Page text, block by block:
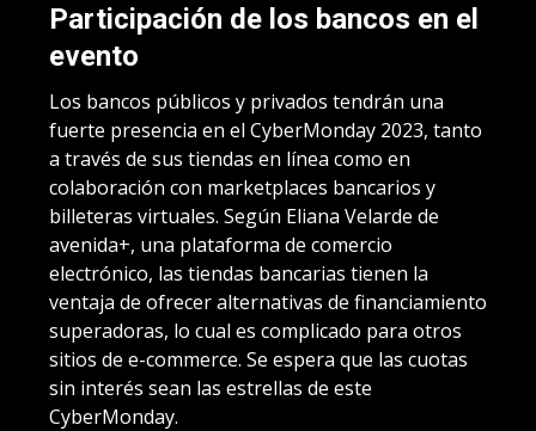
Participación de los bancos en el
evento
Los bancos públicos y privados tendrán una
fuerte presencia en el CyberMonday 2023, tanto
a través de sus tiendas en línea como en
colaboración con marketplaces bancarios y
billeteras virtuales. Según Eliana Velarde de
avenida+, una plataforma de comercio
electrónico, las tiendas bancarias tienen la
ventaja de ofrecer alternativas de financiamiento
superadoras, lo cual es complicado para otros
sitios de e-commerce. Se espera que las cuotas
sin interés sean las estrellas de este
CyberMonday.